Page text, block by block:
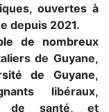
ouvertes à
depuis 2021.
de nombreux
de Guyane,
de Guyane,
libéraux,
de santé, et